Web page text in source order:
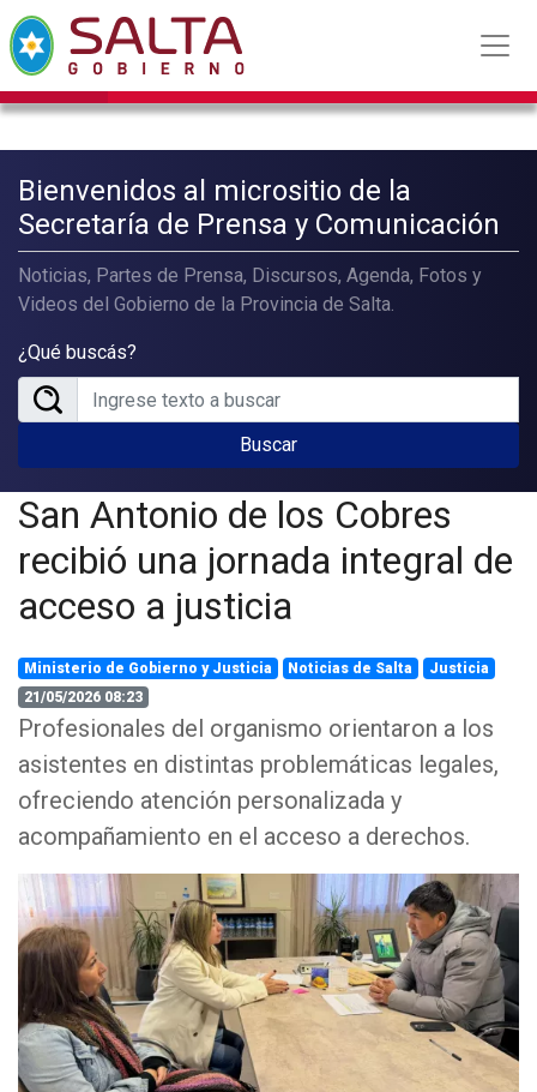
Bienvenidos al micrositio de la
Secretaría de Prensa y Comunicación
Noticias, Partes de Prensa, Discursos, Agenda, Fotos y
Videos del Gobierno de la Provincia de Salta.
¿Qué buscás?
Buscar
San Antonio de los Cobres
recibió una jornada integral de
acceso a justicia
Ministerio de Gobierno y Justicia Noticias de Salta
Justicia
21/05/2026 08:23
Profesionales del organismo orientaron a los
asistentes en distintas problemáticas legales,
ofreciendo atención personalizada y
acompañamiento en el acceso a derechos.